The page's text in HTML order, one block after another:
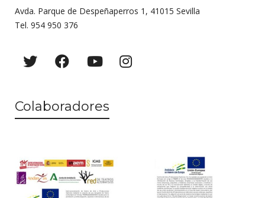
Avda. Parque de Despeñaperros 1, 41015 Sevilla
Tel. 954 950 376
Colaboradores